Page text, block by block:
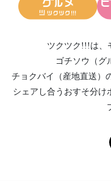
ツクツク!!!は、
ゴチソウ（グ
チョクバイ（産地直送）
シェアし合う おすそ分け